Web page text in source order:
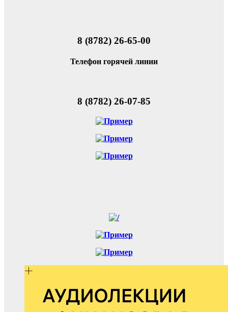
8 (8782) 26-65-00
Телефон горячей линии
8 (8782) 26-07-85